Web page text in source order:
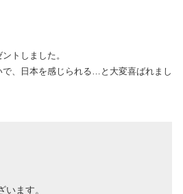
トしました。
、日本を感じられる…と大変喜ばれまし
います。